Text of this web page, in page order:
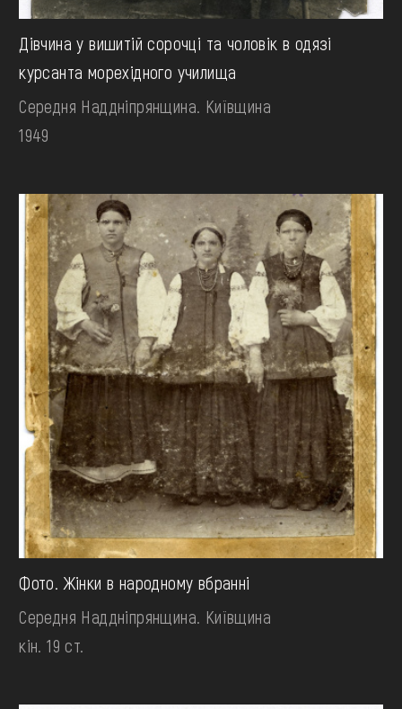
Дівчина у вишитій сорочці та чоловік в одязі
курсанта морехідного училища
Середня Наддніпрянщина. Київщина
1949
Фото. Жінки в народному вбранні
Середня Наддніпрянщина. Київщина
кін. 19 ст.